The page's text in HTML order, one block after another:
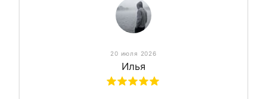
20 июля 2026
Илья